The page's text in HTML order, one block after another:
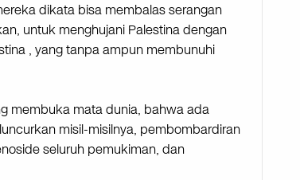
dikata bisa membalas serangan
untuk menghujani Palestina dengan
, yang tanpa ampun membunuhi
membuka mata dunia, bahwa ada
misil-misilnya, pembombardiran
seluruh pemukiman, dan